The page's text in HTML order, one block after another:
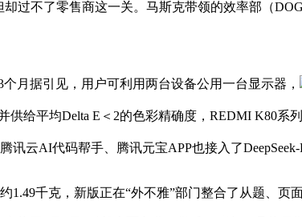
不了零售商这一关。马斯克带领的效率部（
月据引见，用户可利用两台设备公用一台显示器，
给平均Delta E＜2的色彩精确度，REDMI K80系
云AI代码帮手、腾讯元宝APP也接入了DeepSeek-
千克，新版正在“外不雅”部门整合了从题、页